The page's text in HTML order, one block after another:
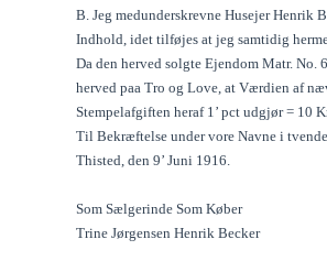
B. Jeg medunderskrevne Husejer Henrik
Indhold, idet tilføjes at jeg samtidig
Da den herved solgte Ejendom Matr.
herved paa Tro og Love, at Værdien af
Stempelafgiften heraf 1’ pct udgjør = 10
Til Bekræftelse under vore Navne i
Thisted, den 9’ Juni 1916.
Som Sælgerinde Som Køber
Trine Jørgensen Henrik Becker